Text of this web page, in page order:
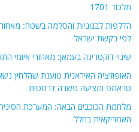
מלכוד 1701
הדלפות לבנוניות והסלמה בשטח:
לפי בקשת ישראל
שינוי דוקטרינה בעמאן: מאחורי איומי
האופוזיציה האיראנית טוענת שהלחץ
טראמפ ומציעה פשרה דרמטית
מלחמת הכוכבים הבאה: המערכת
האמריקאית בחלל